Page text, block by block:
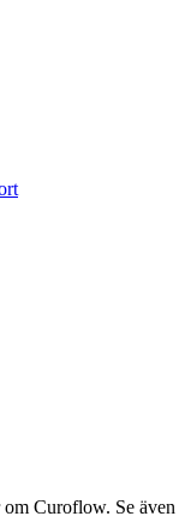
om Curoflow. Se även